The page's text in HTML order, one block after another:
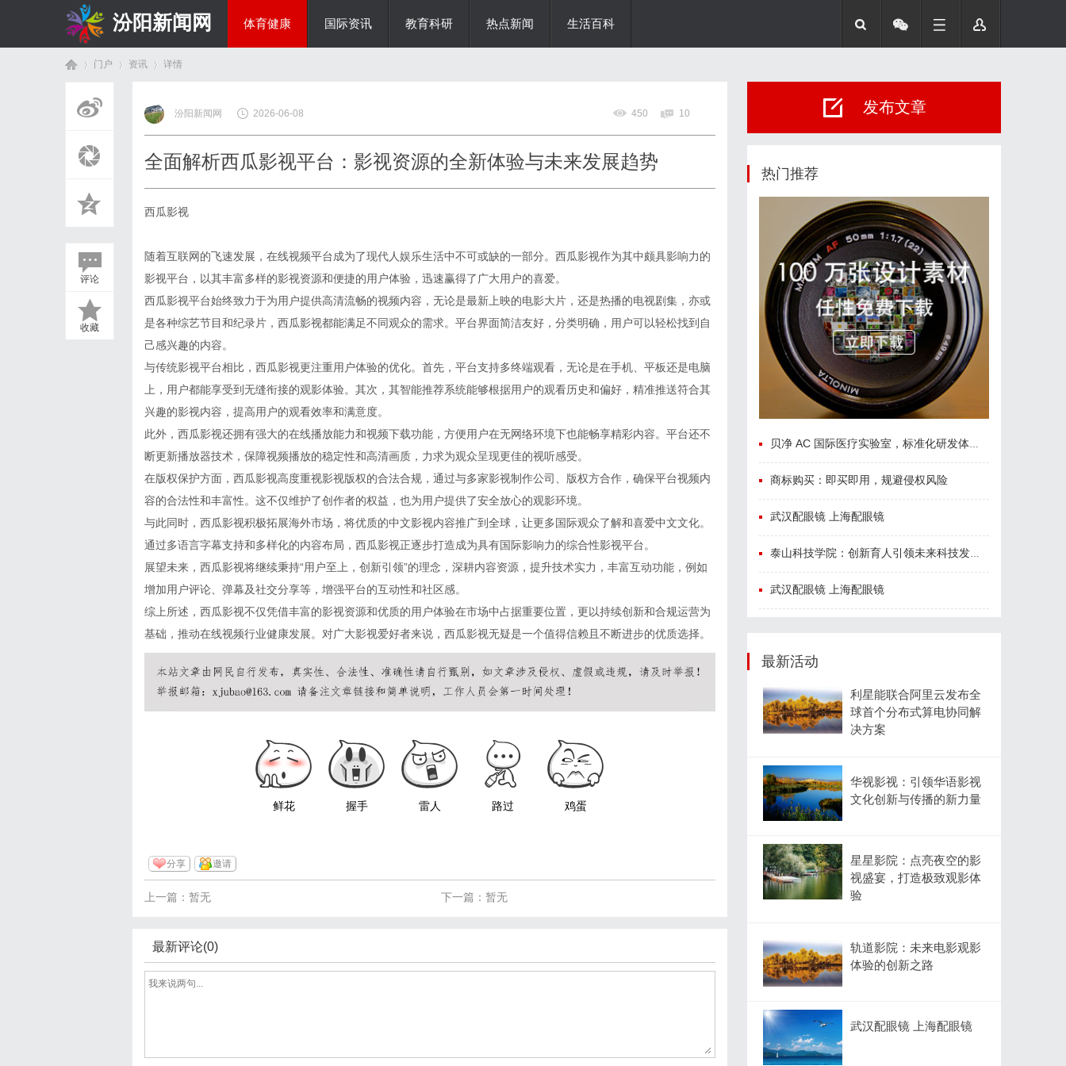
汾阳新闻网 体育健康 国际资讯 教育科研 热点新闻 生活百科
门户 资讯
›
详情
评论
收藏
汾阳新闻网 2026-06-08 450 10
全面解析西瓜影视平台：影视资源的全新体验与未来发展趋势
西瓜影视
随着互联网的飞速发展，在线视频平台成为了现代人娱乐生活中不可或缺的一部分。西瓜影视作为其中颇具影响力的
影视平台，以其丰富多样的影视资源和便捷的用户体验，迅速赢得了广大用户的喜爱。
西瓜影视平台始终致力于为用户提供高清流畅的视频内容，无论是最新上映的电影大片，还是热播的电视剧集，亦或
是各种综艺节目和纪录片，西瓜影视都能满足不同观众的需求。平台界面简洁友好，分类明确，用户可以轻松找到自
己感兴趣的内容。
与传统影视平台相比，西瓜影视更注重用户体验的优化。首先，平台支持多终端观看，无论是在手机、平板还是电脑
上，用户都能享受到无缝衔接的观影体验。其次，其智能推荐系统能够根据用户的观看历史和偏好，精准推送符合其
兴趣的影视内容，提高用户的观看效率和满意度。
此外，西瓜影视还拥有强大的在线播放能力和视频下载功能，方便用户在无网络环境下也能畅享精彩内容。平台还不
断更新播放器技术，保障视频播放的稳定性和高清画质，力求为观众呈现更佳的视听感受。
在版权保护方面，西瓜影视高度重视影视版权的合法合规，通过与多家影视制作公司、版权方合作，确保平台视频内
容的合法性和丰富性。这不仅维护了创作者的权益，也为用户提供了安全放心的观影环境。
与此同时，西瓜影视积极拓展海外市场，将优质的中文影视内容推广到全球，让更多国际观众了解和喜爱中文文化。
通过多语言字幕支持和多样化的内容布局，西瓜影视正逐步打造成为具有国际影响力的综合性影视平台。
展望未来，西瓜影视将继续秉持“用户至上，创新引领”的理念，深耕内容资源，提升技术实力，丰富互动功能，例如
增加用户评论、弹幕及社交分享等，增强平台的互动性和社区感。
综上所述，西瓜影视不仅凭借丰富的影视资源和优质的用户体验在市场中占据重要位置，更以持续创新和合规运营为
基础，推动在线视频行业健康发展。对广大影视爱好者来说，西瓜影视无疑是一个值得信赖且不断进步的优质选择。
鲜花 握手 雷人 路过 鸡蛋
分享 邀请
下一篇：暂无
上一篇：暂无
最新评论(0)
发布文章
热门推荐
贝净 AC 国际医疗实验室，标准化研发体系全解析
商标购买：即买即用，规避侵权风险
武汉配眼镜 上海配眼镜
泰山科技学院：创新育人引领未来科技发展新高地
武汉配眼镜 上海配眼镜
最新活动
利星能联合阿里云发布全
球首个分布式算电协同解
决方案
华视影视：引领华语影视
文化创新与传播的新力量
星星影院：点亮夜空的影
视盛宴，打造极致观影体
验
轨道影院：未来电影观影
体验的创新之路
武汉配眼镜 上海配眼镜